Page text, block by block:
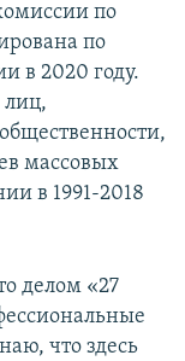
по
по
в 2020 году.
лиц,
массовых
в 1991-2018
делом «27
что здесь